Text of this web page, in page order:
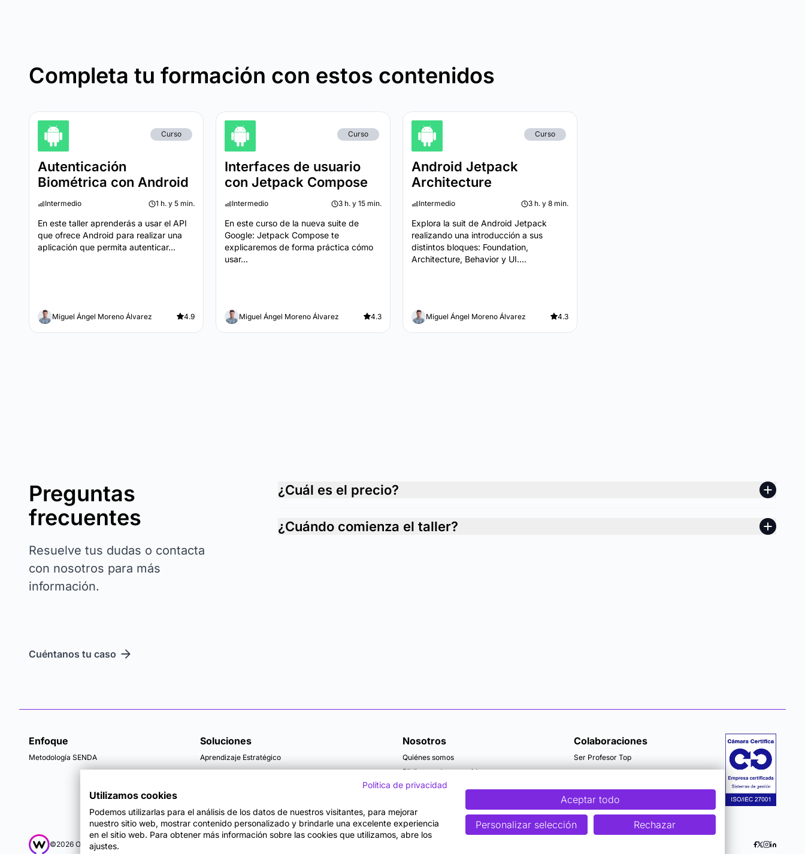
Completa tu formación con estos contenidos
Curso
Autenticación
Biométrica con Android
Intermedio 1 h. y 5 min.
En este taller aprenderás a usar el API
que ofrece Android para realizar una
aplicación que permita autenticar...
Miguel Ángel Moreno Álvarez 4.9
Curso
Interfaces de usuario
con Jetpack Compose
Intermedio 3 h. y 15 min.
En este curso de la nueva suite de
Google: Jetpack Compose te
explicaremos de forma práctica cómo
usar...
Miguel Ángel Moreno Álvarez 4.3
Curso
Android Jetpack
Architecture
Intermedio 3 h. y 8 min.
Explora la suit de Android Jetpack
realizando una introducción a sus
distintos bloques: Foundation,
Architecture, Behavior y UI....
Miguel Ángel Moreno Álvarez 4.3
Preguntas
frecuentes
Resuelve tus dudas o contacta
con nosotros para más
información.
Cuéntanos tu caso
¿Cuál es el precio?
¿Cuándo comienza el taller?
Enfoque
Metodología SENDA
Soluciones
Aprendizaje Estratégico
Nosotros
Quiénes somos
Biblioteca de contenidos
Articulos y actualidad
Colaboraciones
Ser Profesor Top
Mapa del sitio Términos y Condiciones de Uso Política de Privacidad
©2026 OpenWebinars S.L.
Política de privacidad
Utilizamos cookies
Podemos utilizarlas para el análisis de los datos de nuestros visitantes, para mejorar
nuestro sitio web, mostrar contenido personalizado y brindarle una excelente experiencia
en el sitio web. Para obtener más información sobre las cookies que utilizamos, abre los
ajustes.
Aceptar todo
Personalizar selección Rechazar